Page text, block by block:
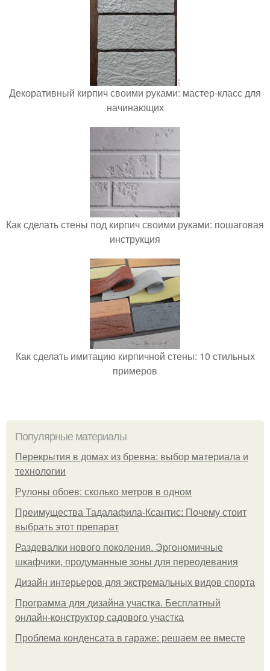
Декоративный кирпич своими руками: мастер-класс для
начинающих
Как сделать стены под кирпич своими руками: пошаговая
инструкция
Как сделать имитацию кирпичной стены: 10 стильных
примеров
Популярные материалы
Перекрытия в домах из бревна: выбор материала и
технологии
Рулоны обоев: сколько метров в одном
Преимущества Тадалафила-Ксантис: Почему стоит
выбрать этот препарат
Раздевалки нового поколения. Эргономичные
шкафчики, продуманные зоны для переодевания
Дизайн интерьеров для экстремальных видов спорта
Программа для дизайна участка. Бесплатный
онлайн-конструктор садового участка
Проблема конденсата в гараже: решаем ее вместе